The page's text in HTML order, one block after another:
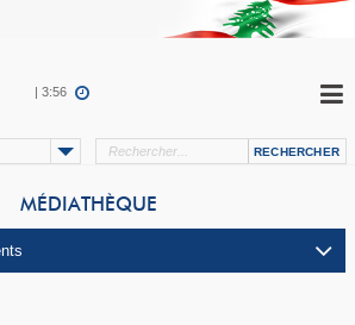
| 3:56
MÉDIATHÈQUE